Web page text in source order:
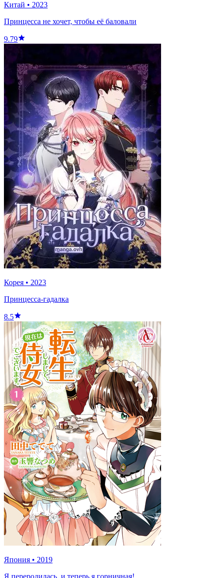
Китай • 2023
Принцесса не хочет, чтобы её баловали
9.79
Корея • 2023
Принцесса-гадалка
8.5
Япония • 2019